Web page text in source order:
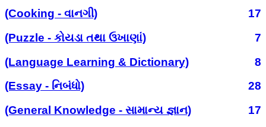
(Cooking - વાનગી)
17
(Puzzle - કોયડા તથા ઉખાણાં)
7
(Language Learning & Dictionary)
8
(Essay - નિબંધો)
28
(General Knowledge - સામાન્ય જ્ઞાન)
17